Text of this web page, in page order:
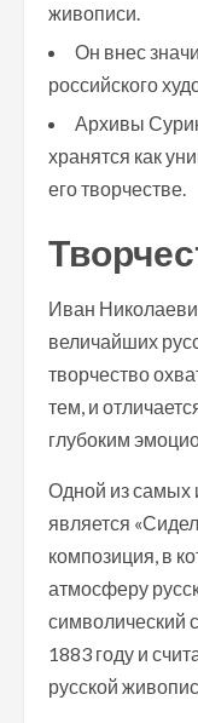
живописи.
Он внес
российского
Архивы
хранятся как
его творчестве.
Иван
величайших
творчество
тем, и
глубоким
Одной из самых
является
композиция, в
атмосферу
символический
1883 году и
русской